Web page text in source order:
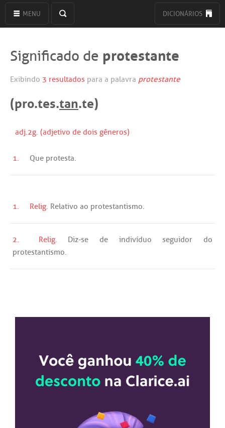
MENU DICIONÁRIOS
Significado de protestante
Exibindo 3 resultados para a palavra protestante
(pro.tes.tan.te)
adj.2g. (adjetivo de dois gêneros)
1. Que protesta.
1. Relig. Relativo ao protestantismo.
2. Relig. Diz-se de indivíduo seguidor
do
protestantismo.